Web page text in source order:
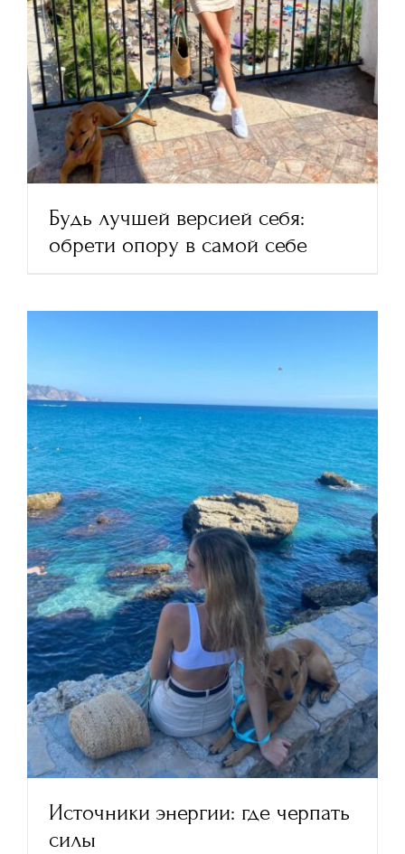
Будь лучшей версией себя:
обрети опору в самой себе
Источники энергии: где черпать
силы